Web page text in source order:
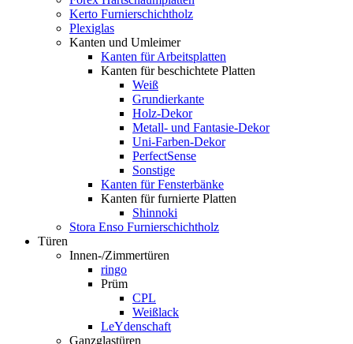
Kerto Furnierschichtholz
Plexiglas
Kanten und Umleimer
Kanten für Arbeitsplatten
Kanten für beschichtete Platten
Weiß
Grundierkante
Holz-Dekor
Metall- und Fantasie-Dekor
Uni-Farben-Dekor
PerfectSense
Sonstige
Kanten für Fensterbänke
Kanten für furnierte Platten
Shinnoki
Stora Enso Furnierschichtholz
Türen
Innen-/Zimmertüren
ringo
Prüm
CPL
Weißlack
LeYdenschaft
Ganzglastüren